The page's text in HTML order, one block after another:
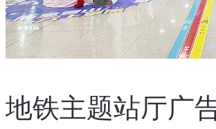
地铁主题站厅广